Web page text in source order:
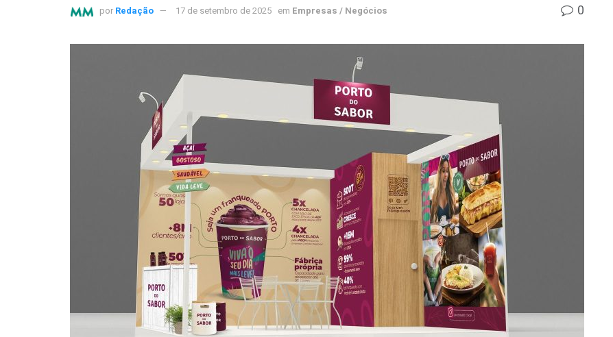
por Redação 17 de setembro de 2025 em Empresas / Negócios 0